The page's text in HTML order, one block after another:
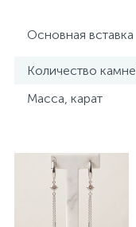
Основная вставка
Количество
Масса, карат